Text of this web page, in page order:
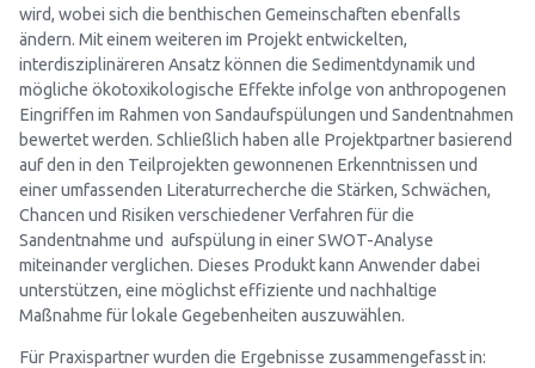
wird, wobei sich die benthischen Gemeinschaften ebenfalls
ändern. Mit einem weiteren im Projekt entwickelten,
interdisziplinäreren Ansatz können die Sedimentdynamik und
mögliche ökotoxikologische Effekte infolge von anthropogenen
Eingriffen im Rahmen von Sandaufspülungen und Sandentnahmen
bewertet werden. Schließlich haben alle Projektpartner basierend
auf den in den Teilprojekten gewonnenen Erkenntnissen und
einer umfassenden Literaturrecherche die Stärken, Schwächen,
Chancen und Risiken verschiedener Verfahren für die
Sandentnahme und aufspülung in einer SWOT-Analyse
miteinander verglichen. Dieses Produkt kann Anwender dabei
unterstützen, eine möglichst effiziente und nachhaltige
Maßnahme für lokale Gegebenheiten auszuwählen.
Für Praxispartner wurden die Ergebnisse zusammengefasst in: